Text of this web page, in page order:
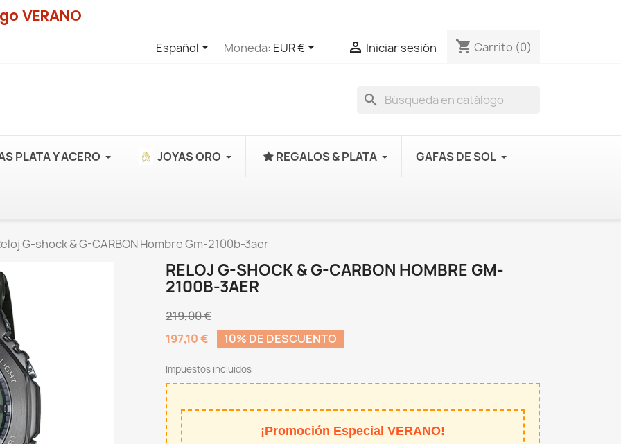
VERANO
Español Moneda: EUR €  Iniciar sesión shopping_cart Carrito (0)
search
PLATA Y ACERO JOYAS ORO REGALOS & PLATA GAFAS DE SOL
G-shock & G-CARBON Hombre Gm-2100b-3aer
RELOJ G-SHOCK & G-CARBON HOMBRE GM-
2100B-3AER
219,00 €
197,10 €
10% DE DESCUENTO
Impuestos incluidos
¡Promoción Especial VERANO!